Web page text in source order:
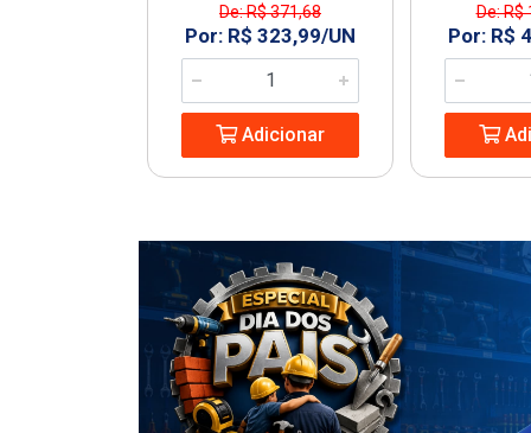
De: R$ 371,68
Por: R$ 323,99/UN
Adicionar
De: R$
Por: R$